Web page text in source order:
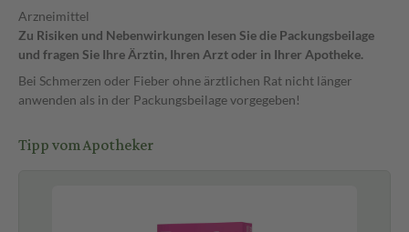
Arzneimittel
Zu Risiken und Nebenwirkungen lesen Sie die Packungsbeilage
und fragen Sie Ihre Ärztin, Ihren Arzt oder in Ihrer Apotheke.
Bei Schmerzen oder Fieber ohne ärztlichen Rat nicht länger
anwenden als in der Packungsbeilage vorgegeben!
Tipp vom Apotheker